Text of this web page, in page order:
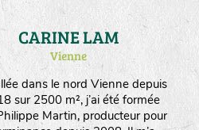
dans le nord Vienne depuis
sur 2500 m², j’ai été formée
Martin, producteur pour
CARINE LAM
Vienne